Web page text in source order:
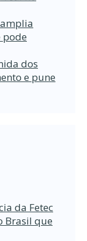
pode
dos
e pune
da Fetec
Brasil que